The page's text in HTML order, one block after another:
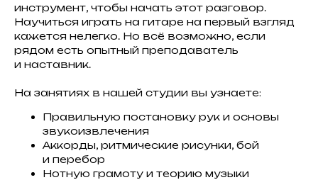
инструмент, чтобы начать этот разговор.
Научиться играть на гитаре на первый взгляд
кажется нелегко. Но всё возможно, если
рядом есть опытный преподаватель
и наставник.
На занятиях в нашей студии вы узнаете:
Правильную постановку рук и основы
звукоизвлечения
Аккорды, ритмические рисунки, бой
и перебор
Нотную грамоту и теорию музыки